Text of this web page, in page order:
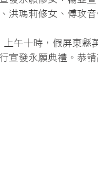
洪瑪莉修女、傅玫音
上午十時，假屏東縣
宣發永願典禮。恭